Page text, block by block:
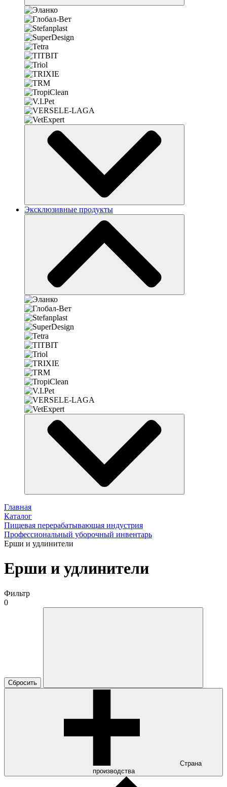
Эксклюзивные продукты
Главная
Каталог
Пищевая перерабатывающая индустрия
Профессиональный уборочный инвентарь
Ерши и удлинители
Ерши и удлинители
Фильтр
0
Сбросить
Страна
производства